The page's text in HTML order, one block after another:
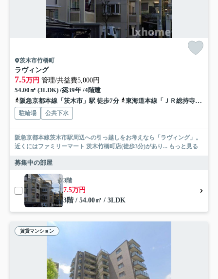
茨木市竹橋町
ラヴィング
7.5万円 管理/共益費5,000円
54.00㎡ (3LDK) /築39年 /4階建
阪急京都本線「茨木市」駅 徒歩7分
東海道本線「ＪＲ総持寺」駅 徒歩13分
駐輪場 公共下水
阪急京都本線茨木市駅周辺への引っ越しをお考えなら「ラヴィング」。
近くにはファミリーマート 茨木竹橋町店(徒歩3分)があり... もっと見る
募集中の部屋
3階
7.5万円
3階 / 54.00㎡ / 3LDK
賃貸マンション